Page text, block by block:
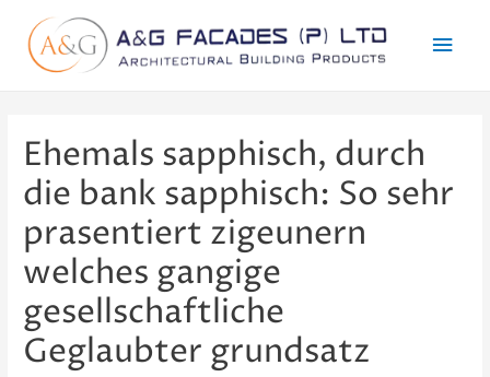
Main
Ehemals sapphisch, durch
die bank sapphisch: So sehr
prasentiert zigeunern
welches gangige
gesellschaftliche
Geglaubter grundsatz